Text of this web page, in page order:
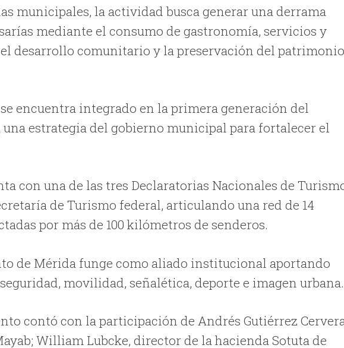
municipales, la actividad busca generar una derrama
mediante el consumo de gastronomía, servicios y
desarrollo comunitario y la preservación del
encuentra integrado en la primera generación del
estrategia del gobierno municipal para fortalecer el
con una de las tres Declaratorias Nacionales de
de Turismo federal, articulando una red de 14
por más de 100 kilómetros de senderos.
de Mérida funge como aliado institucional aportando
movilidad, señalética, deporte e imagen urbana.
contó con la participación de Andrés Gutiérrez
William Lubcke, director de la hacienda Sotuta de